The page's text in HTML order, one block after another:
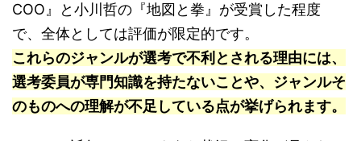
COO』と小川哲の『地図と拳』が受賞した程度
で、全体としては評価が限定的です。
これらのジャンルが選考で不利とされる理由には、
選考委員が専門知識を持たないことや、ジャンルそ
のものへの理解が不足している点が挙げられます。